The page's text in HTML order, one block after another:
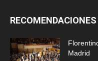
Madrid